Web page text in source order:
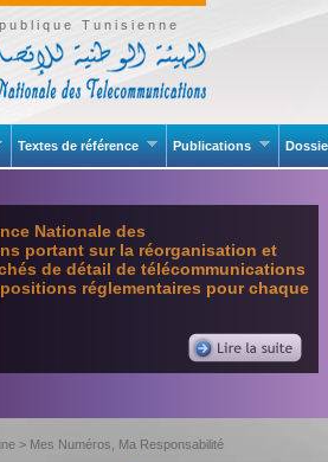
Tunisienne
Textes de référence Publications
Nationale des
portant sur la réorganisation et
de détail de télécommunications
réglementaires pour chaque
> Mes Numéros, Ma Responsabilité